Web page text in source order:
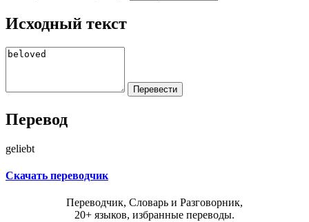
Исходный текст
Перевод
geliebt
Скачать переводчик
Переводчик, Словарь и Разговорник,
20+ языков, избранные переводы.